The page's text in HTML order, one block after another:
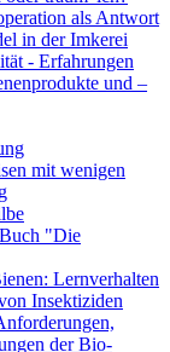
als Antwort
in der Imkerei
- Erfahrungen
und –
mit wenigen
"Die
Lernverhalten
Insektiziden
der Bio-